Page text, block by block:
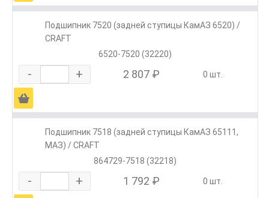
Подшипник 7520 (задней ступицы КамАЗ 6520) /
CRAFT
6520-7520 (32220)
- + 2 807 ₽ 0 шт.
Ä
Подшипник 7518 (задней ступицы КамАЗ 65111,
МАЗ) / CRAFT
864729-7518 (32218)
- + 1 792 ₽ 0 шт.